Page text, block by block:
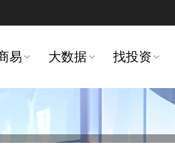
易 大数据 找投资